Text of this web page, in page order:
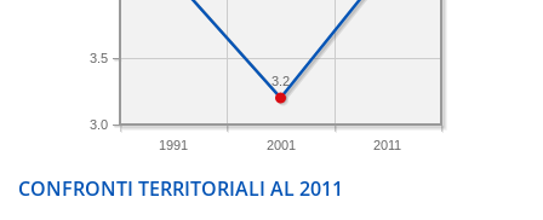
1991 2001 2011
3.0
3.5
3.2
CONFRONTI TERRITORIALI AL 2011